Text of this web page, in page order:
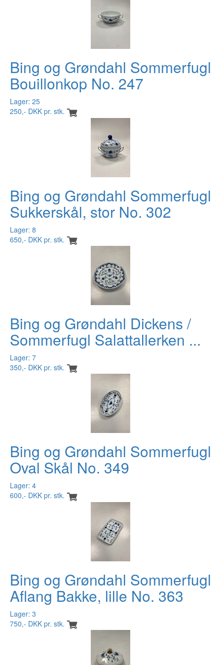
Bing og Grøndahl Sommerfugl
Bouillonkop No. 247
Lager: 25
250,- DKK pr. stk.
Bing og Grøndahl Sommerfugl
Sukkerskål, stor No. 302
Lager: 8
650,- DKK pr. stk.
Bing og Grøndahl Dickens /
Sommerfugl Salattallerken ...
Lager: 7
350,- DKK pr. stk.
Bing og Grøndahl Sommerfugl
Oval Skål No. 349
Lager: 4
600,- DKK pr. stk.
Bing og Grøndahl Sommerfugl
Aflang Bakke, lille No. 363
Lager: 3
750,- DKK pr. stk.